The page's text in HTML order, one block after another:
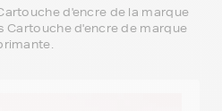
d'encre de la marque
Cartouche d'encre de marque